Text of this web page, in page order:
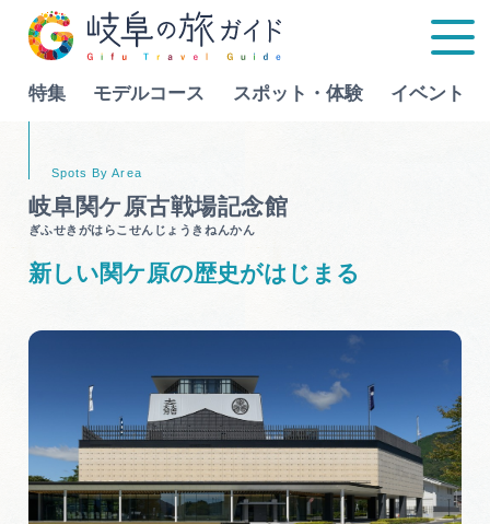
特集 モデルコース スポット・体験 イベント
イベント
グルメ
Language
行きたいリストを見る
岐阜関ケ原古戦場記念館
ぎふせきがはらこせんじょうきねんかん
新しい関ケ原の歴史がはじまる